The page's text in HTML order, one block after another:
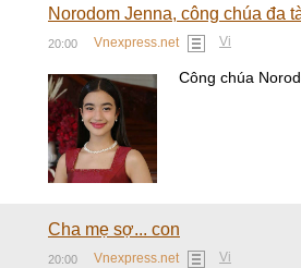
Norodom Jenna, công chúa đa
20:00 Vnexpress.net Vi
Công chúa
Cha mẹ sợ... con
20:00 Vnexpress.net Vi